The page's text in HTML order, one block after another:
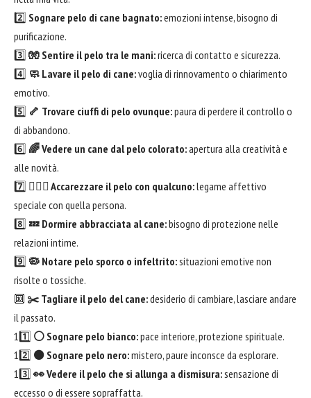
2️⃣ Sognare pelo di cane bagnato:emozioni intense, bisogno di
purificazione.
3️⃣ 🧤 Sentire il pelo tra le mani:ricerca di contatto e sicurezza.
4️⃣ 🧼 Lavare il pelo di cane:voglia di rinnovamento o chiarimento
emotivo.
5️⃣ 🦴 Trovare ciuffi di pelo ovunque:paura di perdere il controllo o
di abbandono.
6️⃣ 🌈 Vedere un cane dal pelo colorato:apertura alla creatività e
alle novità.
7️⃣ 👩‍❤️‍👨 Accarezzare il pelo con qualcuno:legame affettivo
speciale con quella persona.
8️⃣ 💤 Dormire abbracciata al cane:bisogno di protezione nelle
relazioni intime.
9️⃣ 🦠 Notare pelo sporco o infeltrito:situazioni emotive non
risolte o tossiche.
🔟 ✂️ Tagliare il pelo del cane:desiderio di cambiare, lasciare andare
il passato.
11️⃣ ⚪ Sognare pelo bianco:pace interiore, protezione spirituale.
12️⃣ ⚫ Sognare pelo nero:mistero, paure inconsce da esplorare.
13️⃣ 👀 Vedere il pelo che si allunga a dismisura:sensazione di
eccesso o di essere sopraffatta.